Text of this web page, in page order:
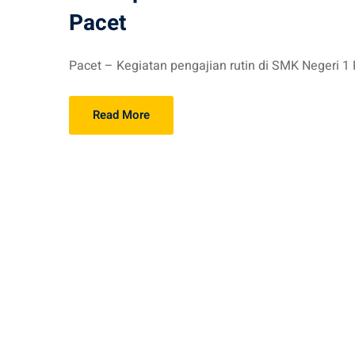
Pacet
Pacet – Kegiatan pengajian rutin di SMK Negeri 1
Read More